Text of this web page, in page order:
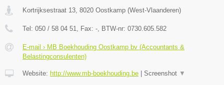
Kortrijksestraat 13 8020 Oostkamp (West-Vlaanderen)
Tel: 050 / 58 04 51 , Fax: - , BTW-nr: 0730.605.582
E-mail › MB Boekhouding Oostkamp bv (Accountants &
Belastingconsulenten)
Website: http://www.mb-boekhouding.be Screenshot ▼